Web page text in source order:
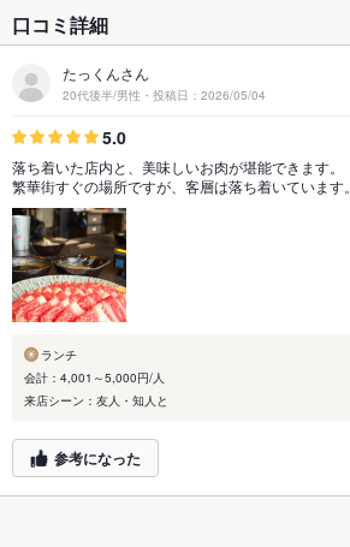
口コミ詳細
たっくんさん
20代後半/男性・投稿日：2026/05/04
5.0
落ち着いた店内と、美味しいお肉が堪能できます。
繁華街すぐの場所ですが、客層は落ち着いています。
ランチ
会計：4,001～5,000円/人
来店シーン：友人・知人と
参考になった